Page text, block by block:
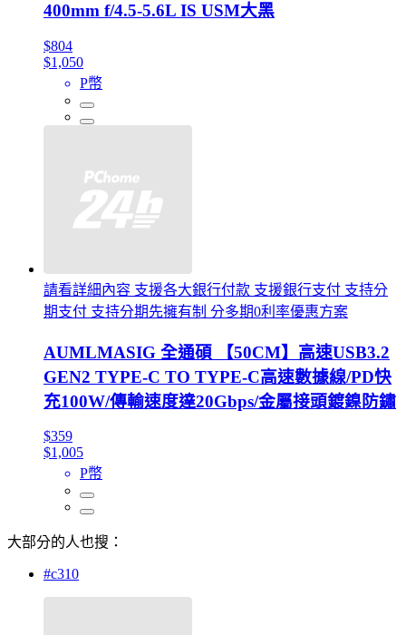
400mm f/4.5-5.6L IS USM大黑
$804
$1,050
P幣
請看詳細內容 支援各大銀行付款 支援銀行支付 支持分
期支付 支持分期先擁有制 分多期0利率優惠方案
AUMLMASIG 全通碩 【50CM】高速USB3.2
GEN2 TYPE-C TO TYPE-C高速數據線/PD快
充100W/傳輸速度達20Gbps/金屬接頭鍍鎳防鏽
$359
$1,005
P幣
大部分的人也搜：
#c310